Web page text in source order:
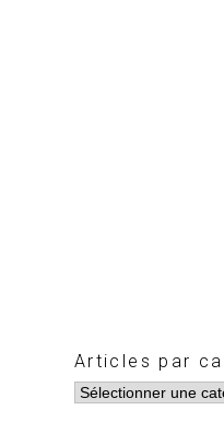
Articles par